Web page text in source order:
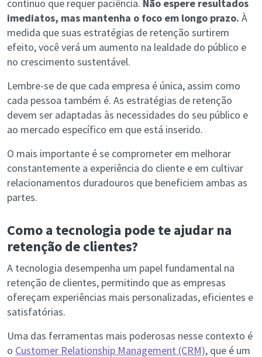
contínuo que requer paciência. Não espere resultados
imediatos, mas mantenha o foco em longo prazo. À
medida que suas estratégias de retenção surtirem
efeito, você verá um aumento na lealdade do público e
no crescimento sustentável.
Lembre-se de que cada empresa é única, assim como
cada pessoa também é. As estratégias de retenção
devem ser adaptadas às necessidades do seu público e
ao mercado específico em que está inserido.
O mais importante é se comprometer em melhorar
constantemente a experiência do cliente e em cultivar
relacionamentos duradouros que beneficiem ambas as
partes.
Como a tecnologia pode te ajudar na
retenção de clientes?
A tecnologia desempenha um papel fundamental na
retenção de clientes, permitindo que as empresas
ofereçam experiências mais personalizadas, eficientes e
satisfatórias.
Uma das ferramentas mais poderosas nesse contexto é
o Customer Relationship Management (CRM), que é um